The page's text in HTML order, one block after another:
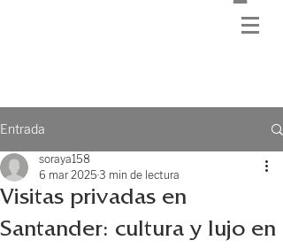
Entrada
Visitas privadas en
Santander: cultura y lujo en
soraya158
6 mar 2025 3 min de lectura